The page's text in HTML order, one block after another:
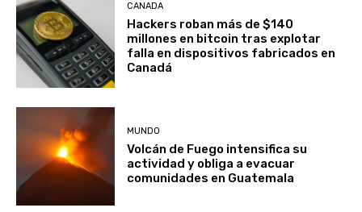
CANADA
Hackers roban más de $140
millones en bitcoin tras explotar
falla en dispositivos fabricados en
Canadá
MUNDO
Volcán de Fuego intensifica su
actividad y obliga a evacuar
comunidades en Guatemala